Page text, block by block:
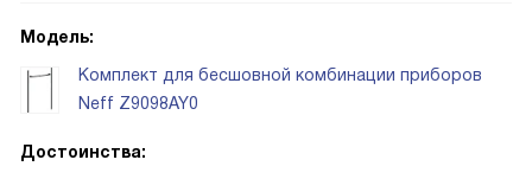
Модель:
Комплект для бесшовной комбинации приборов
Neff Z9098AY0
Достоинства: